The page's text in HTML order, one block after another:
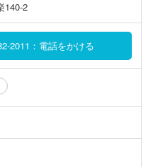
140-2
2011：電話をかける